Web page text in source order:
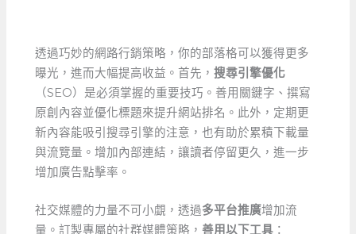
透過巧妙的網路行銷策略，你的部落格可以獲得更多
曝光，進而大幅提高收益。首先，搜尋引擎優化
（SEO）是必須掌握的重要技巧。善用關鍵字、撰寫
原創內容並優化標題來提升網站排名。此外，定期更
新內容能吸引搜尋引擎的注意，也有助於累積下載量
與流覽量。增加內部連結，讓讀者停留更久，進一步
增加廣告點擊率。
社交媒體的力量不可小覷，透過多平台推廣增加流
量。訂製專屬的社群媒體策略，善用以下工具 ：